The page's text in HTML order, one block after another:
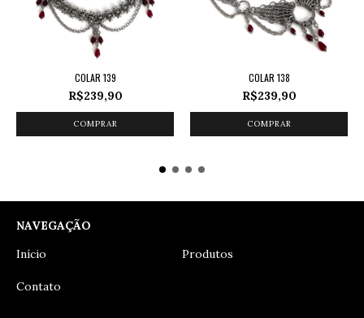
COLAR 139
R$239,90
COLAR 138
R$239,90
NAVEGAÇÃO
Início
Produtos
Contato